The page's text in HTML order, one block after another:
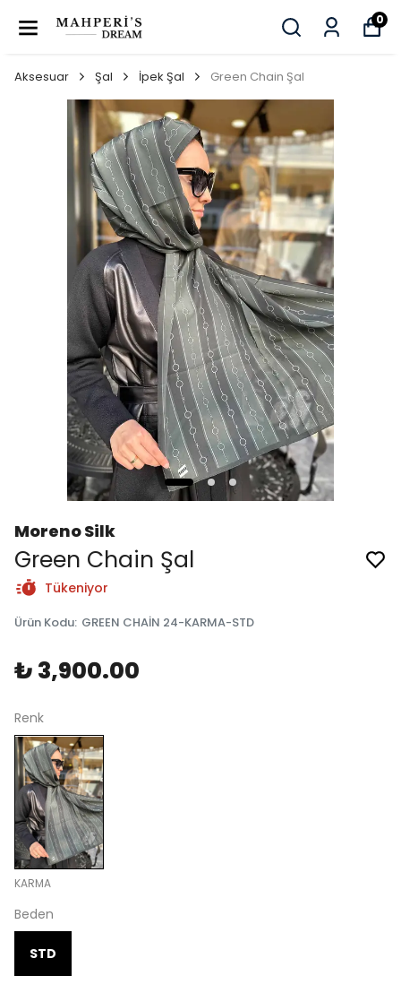
0
Aksesuar Şal İpek Şal Green Chain Şal
Moreno Silk
Green Chain Şal
Tükeniyor
Ürün Kodu: GREEN CHAİN 24-KARMA-STD
₺ 3,900.00
Renk
KARMA
Beden
STD